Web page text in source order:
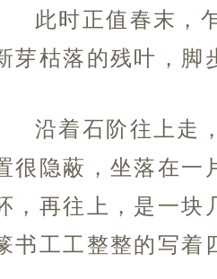
此时正值春末，
芽枯落的残叶，脚
沿着石阶往上走
很隐蔽，坐落在一
，再往上，是一块
书工工整整的写着